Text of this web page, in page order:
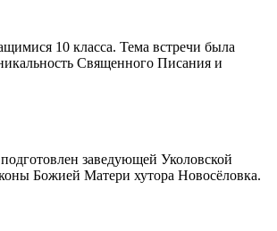
10 класса. Тема встречи была
Священного Писания и
заведующей Уколовской
Божией Матери хутора Новосёловка.